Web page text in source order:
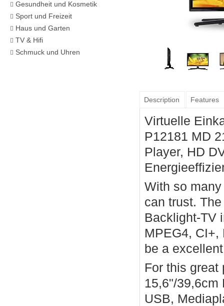
Description Features
Virtuelle
P12181 MD
Player, HD
With so
can trust.
Backlight-TV
MPEG4,
be a
For this great
15,6"/39,6cm
USB,
Gesundheit und Kosmetik
Sport und Freizeit
Haus und Garten
TV & Hifi
Schmuck und Uhren